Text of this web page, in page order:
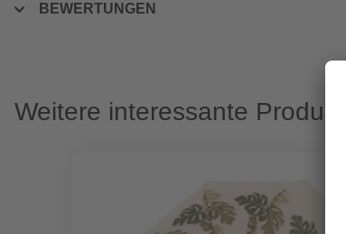
BEWERTUNGEN
Weitere interessante Produkte